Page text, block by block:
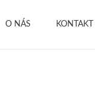
O NÁS KONTAKT